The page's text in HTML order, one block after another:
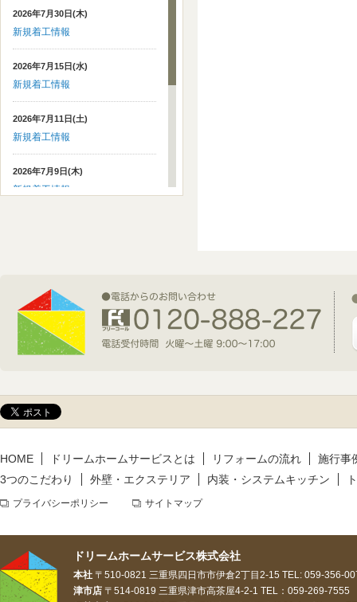
2026年7月30日(木)
新規着工情報
2026年7月15日(水)
新規着工情報
2026年7月11日(土)
新規着工情報
2026年7月9日(木)
新規着工情報
新規着工情報
2026年5月14日(木)
新規着工情報
HOME ドリームホームサービスとは リフォームの流れ
施行事
3つのこだわり
外壁・エクステリア 内装・システムキッチン
プライバシーポリシー サイトマップ
ドリームホームサービス株式会社
本社 〒510-0821 三重県四日市市伊倉2丁目2-15 TEL: 059-356-
津市店 〒514-0819 三重県津市高茶屋4-2-1 TEL：059-269-